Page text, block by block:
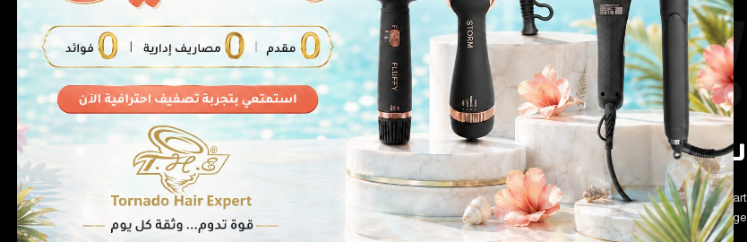
سلة مشترياتك فارغة حاليًا.
Before proceed to checkout you must add some products to your shopping cart.
You will find a lot of interesting products on our "Shop" page.